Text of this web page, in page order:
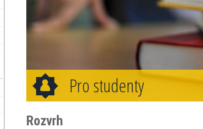
Pro studenty
Rozvrh